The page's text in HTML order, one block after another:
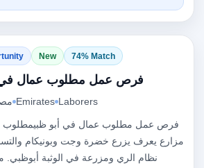
New 74% Match
فرص عمل مطلوب عمال في
Emirates Laborers
مزارع يعرف يزرع خضرة وجت وبونيكام